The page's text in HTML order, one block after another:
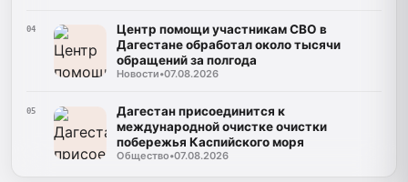
04
Центр помощи участникам СВО в
Дагестане обработал около тысячи
обращений за полгода
Новости•07.08.2026
05
Дагестан присоединится к
международной очистке очистки
побережья Каспийского моря
Общество•07.08.2026